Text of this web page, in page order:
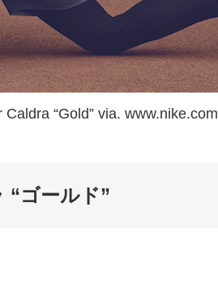
“Gold” via. www.nike.com
“ゴールド”